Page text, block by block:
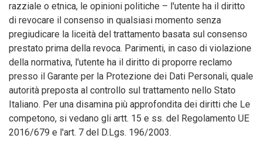
razziale o etnica, le opinioni politiche – l'utente ha il diritto
di revocare il consenso in qualsiasi momento senza
pregiudicare la liceità del trattamento basata sul consenso
prestato prima della revoca. Parimenti, in caso di violazione
della normativa, l'utente ha il diritto di proporre reclamo
presso il Garante per la Protezione dei Dati Personali, quale
autorità preposta al controllo sul trattamento nello Stato
Italiano. Per una disamina più approfondita dei diritti che Le
competono, si vedano gli artt. 15 e ss. del Regolamento UE
2016/679 e l'art. 7 del D.Lgs. 196/2003.